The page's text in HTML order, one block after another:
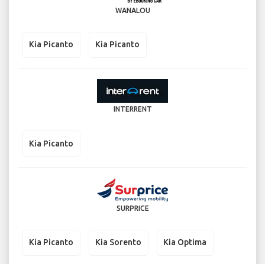
WANALOU
Kia Picanto Kia Picanto
INTERRENT
Kia Picanto
SURPRICE
Kia Picanto Kia Sorento Kia Optima